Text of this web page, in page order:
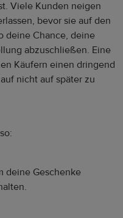
Viele Kunden neigen
bevor sie auf den
deine Chance, deine
abzuschließen. Eine
Käufern einen dringend
nicht auf später zu
deine Geschenke